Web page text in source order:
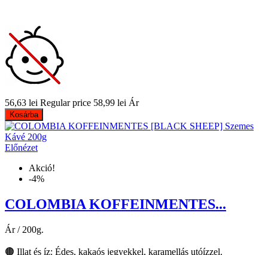
56,63 lei Regular price 58,99 lei Ár
Kosárba
Előnézet
Akció!
-4%
COLOMBIA KOFFEINMENTES...
Ár / 200g.
🟤 Illat és íz: Édes, kakaós jegyekkel, karamellás utóízzel.